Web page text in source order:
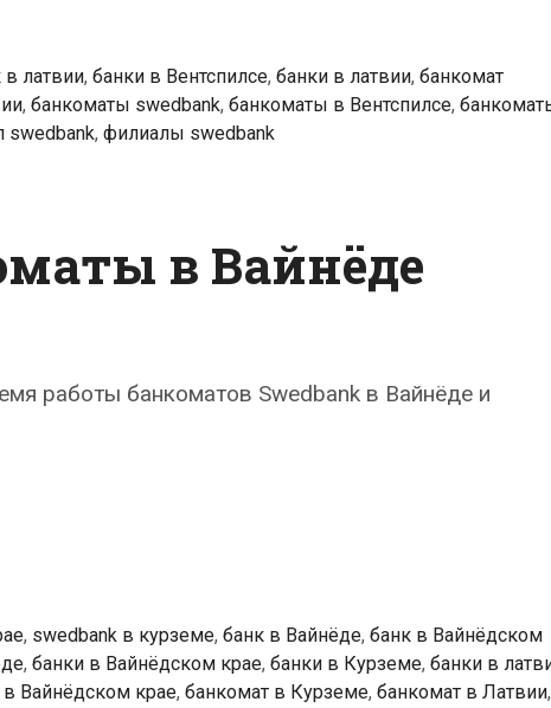
в латвии, банки в Вентспилсе, банки в латвии, банкомат
, банкоматы swedbank, банкоматы в Вентспилсе,
swedbank, филиалы swedbank
в Вайнёде
работы банкоматов Swedbank в Вайнёде и
, swedbank в курземе, банк в Вайнёде, банк в Вайнёдском
, банки в Вайнёдском крае, банки в Курземе, банки в
Вайнёдском крае, банкомат в Курземе, банкомат в Латвии,